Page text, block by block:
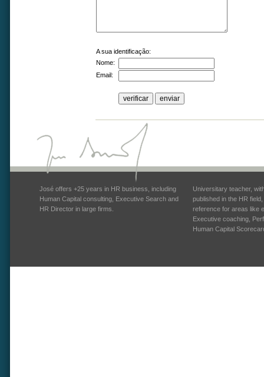
A sua identificação:
Nome:
Email:
José offers +25 years in HR business, including
Human Capital consulting, Executive Search and
HR Director in large firms.
Universitary teacher,
published in the HR
reference for areas like
Executive coaching,
Human Capital